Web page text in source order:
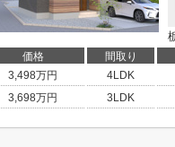
価格 間取り
3,498万円 4LDK
3,698万円 3LDK